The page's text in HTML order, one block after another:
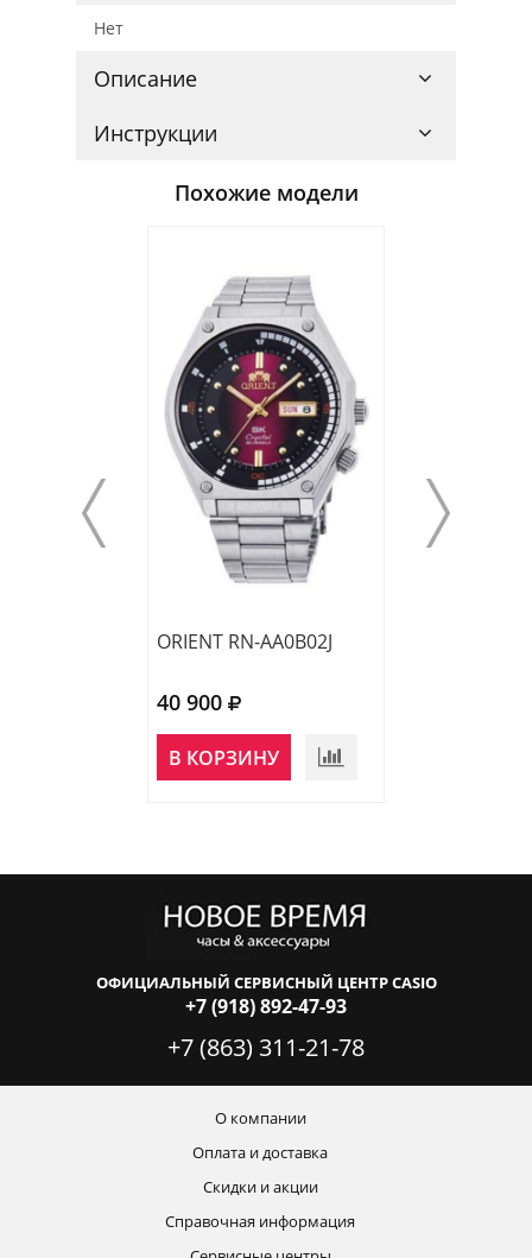
Нет
Описание
Инструкции
Похожие модели
ORIENT RN-AA0B02J
40 900
В КОРЗИНУ
ОФИЦИАЛЬНЫЙ СЕРВИСНЫЙ ЦЕНТР CASIO
+7 (918) 892-47-93
+7 (863) 311-21-78
О компании
Оплата и доставка
Скидки и акции
Справочная информация